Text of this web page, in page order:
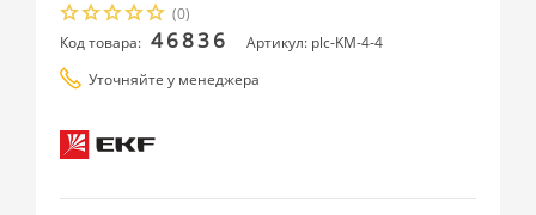
(0)
Код товара: 46836
Артикул: plc-KM-4-4
Уточняйте у менеджера